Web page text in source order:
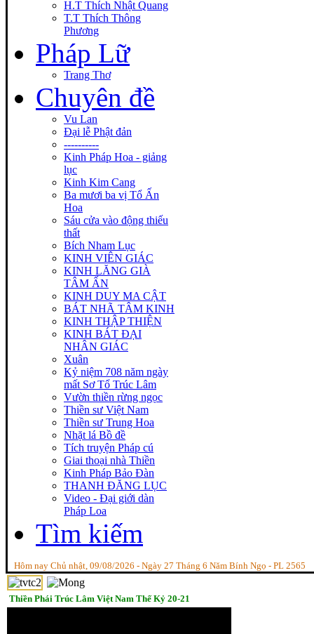
H.T Thích Nhật Quang
T.T Thích Thông
Phương
Pháp Lữ
Trang Thơ
Chuyên đề
Vu Lan
Đại lễ Phật đản
----------
Kinh Pháp Hoa - giảng
lục
Kinh Kim Cang
Ba mươi ba vị Tổ Ấn
Hoa
Sáu cửa vào động thiếu
thất
Bích Nham Lục
KINH VIÊN GIÁC
KINH LĂNG GIÀ
TÂM ẤN
KINH DUY MA CẬT
BÁT NHÃ TÂM KINH
KINH THẬP THIỆN
KINH BÁT ĐẠI
NHÂN GIÁC
Xuân
Kỷ niệm 708 năm ngày
mất Sơ Tổ Trúc Lâm
Vườn thiền rừng ngọc
Thiền sư Việt Nam
Thiền sư Trung Hoa
Nhặt lá Bồ đề
Tích truyện Pháp cú
Giai thoại nhà Thiền
Kinh Pháp Bảo Đàn
THANH ĐĂNG LỤC
Video - Đại giới dàn
Pháp Loa
Tìm kiếm
Hôm nay Chủ nhật, 09/08/2026 - Ngày 27 Tháng 6 Năm Bính Ngọ - PL 2565
Thiền Phái Trúc Lâm Việt Nam Thế Kỷ 20-21